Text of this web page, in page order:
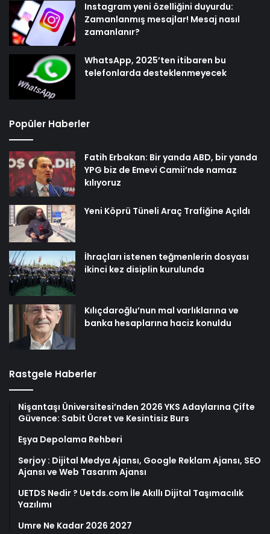
Instagram yeni özelliğini duyurdu:
Zamanlanmış mesajlar! Mesaj nasıl
zamanlanır?
WhatsApp, 2025’ten itibaren bu
telefonlarda desteklenmeyecek
Popüler Haberler
Fatih Erbakan: Bir yanda ABD, bir yanda
YPG biz de Emevi Camii’nde namaz
kılıyoruz
Yeni Köprü Tüneli Araç Trafiğine Açıldı
İhraçları istenen teğmenlerin dosyası
ikinci kez disiplin kurulunda
Kılıçdaroğlu’nun mal varlıklarına ve
banka hesaplarına haciz konuldu
Rastgele Haberler
Nişantaşı Üniversitesi’nden 2026 YKS Adaylarına Çifte
Güvence: Sabit Ücret ve Kesintisiz Burs
Eşya Depolama Rehberi
Serjoy : Dijital Medya Ajansı, Google Reklam Ajansı, SEO
Ajansı ve Web Tasarım Ajansı
UETDS Nedir ? Uetds.com İle Akıllı Dijital Taşımacılık
Yazılımı
Umre Ne Kadar 2026 2027